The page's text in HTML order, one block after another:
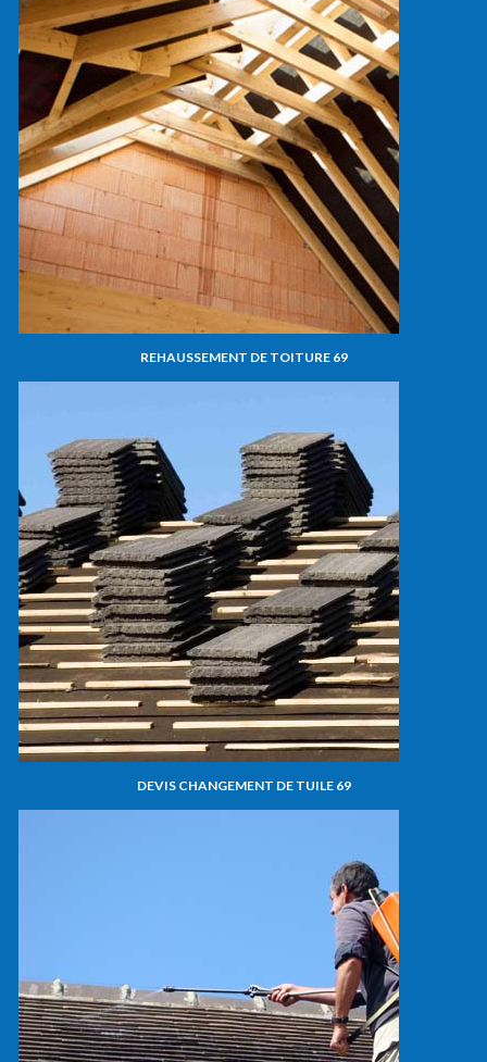
REHAUSSEMENT DE TOITURE 69
DEVIS CHANGEMENT DE TUILE 69